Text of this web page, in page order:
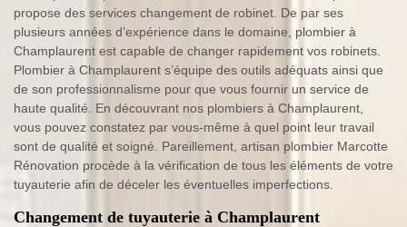
propose des services changement de robinet. De par ses
plusieurs années d’expérience dans le domaine, plombier à
Champlaurent est capable de changer rapidement vos robinets.
Plombier à Champlaurent s’équipe des outils adéquats ainsi que
de son professionnalisme pour que vous fournir un service de
haute qualité. En découvrant nos plombiers à Champlaurent,
vous pouvez constatez par vous-même à quel point leur travail
sont de qualité et soigné. Pareillement, artisan plombier Marcotte
Rénovation procède à la vérification de tous les éléments de votre
tuyauterie afin de déceler les éventuelles imperfections.
Changement de tuyauterie à Champlaurent